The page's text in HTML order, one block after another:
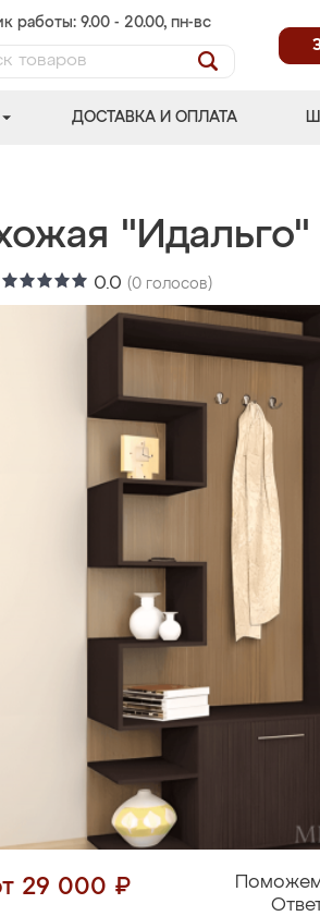
работы: 9.00 - 20.00, пн-вс
ДОСТАВКА И ОПЛАТА
"Идальго"
0.0 (0 голосов)
29 000 ₽
Поможем